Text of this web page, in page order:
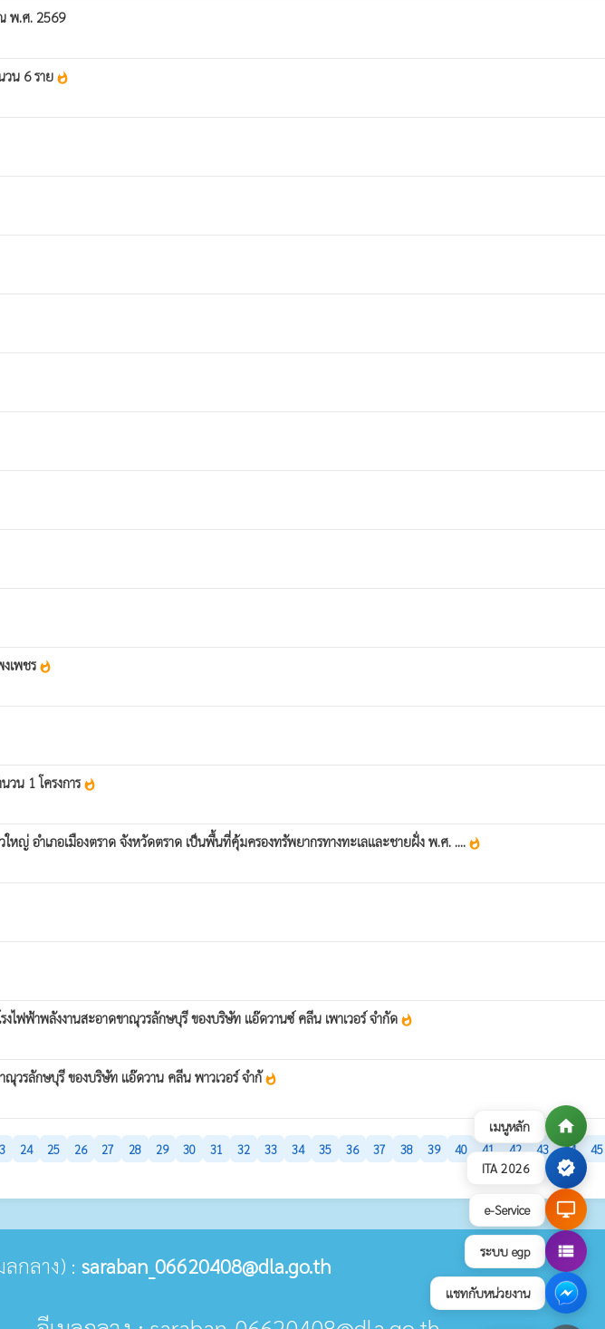
เมนูหลัก home
ITA 2026 verified
e-Service desktop_windows
ระบบ egp view_list
แชทกับหน่วยงาน
พ.ศ. 2569
วน 6 ราย whatshot
เพชรwhatshot
วน 1 โครงการwhatshot
ญ่ อำเภอเมืองตราด จังหวัดตราด เป็นพื้นที่คุ้มครองทรัพยากรทางทะเลและชายฝั่ง พ.ศ. .... whatshot
ไฟฟ้าพลังงานสะอาดขาณุวรลักษบุรี ของบริษัท แอ๊ดวานซ์ คลีน เพาเวอร์ จำกัด whatshot
ณุวรลักษบุรี ของบริษัท แอ๊ดวาน คลีน พาวเวอร์ จำกัwhatshot
24 25 26 27 28 29 30 31 32 33 34 35 36 37 38 39 40 41 42 43 44
45
กลาง) : saraban_06620408@dla.go.th